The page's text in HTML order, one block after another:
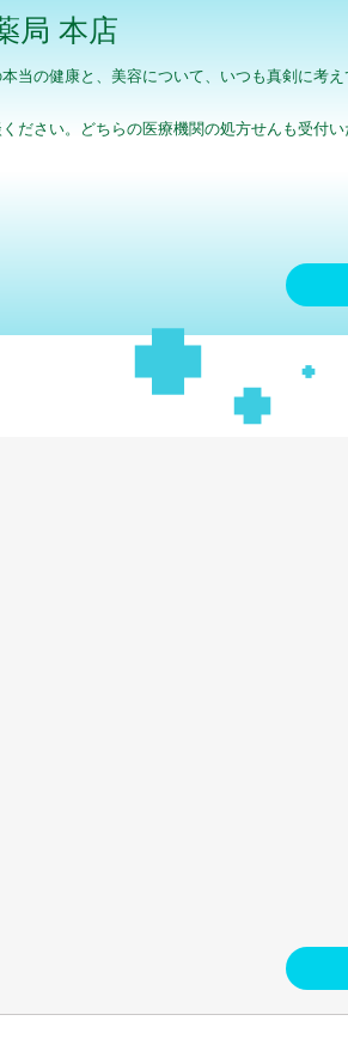
局 本店
当の健康と、美容について、いつも真剣に考え
ださい。どちらの医療機関の処方せんも受付い